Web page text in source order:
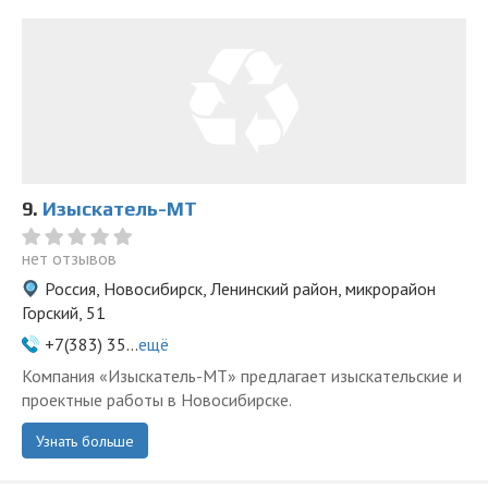
9. Изыскатель-МТ
нет отзывов
Россия, Новосибирск, Ленинский район, микрорайон
Горский, 51
+7(383) 35...ещё
Компания «Изыскатель-МТ» предлагает изыскательские и
проектные работы в Новосибирске.
Узнать больше